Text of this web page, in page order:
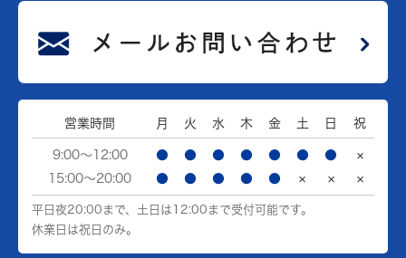
営業時間 月 火 水 木 金 土 日 祝
9:00～12:00 ● ● ● ● ● ● ●
×
15:00～20:00
● ● ● ● ● × × ×
平日夜20:00まで、土日は12:00まで受付可能です。
休業日は祝日のみ。